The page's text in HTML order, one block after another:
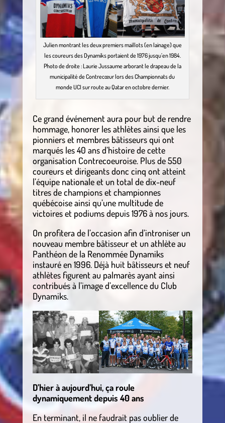
Julien montrant les deux premiers maillots (en lainage) que
les coureurs des Dynamiks portaient de 1976 jusqu’en 1984.
Photo de droite : Laurie Jussaume arborant le drapeau de la
municipalité de Contrecœur lors des Championnats du
monde UCI sur route au Qatar en octobre dernier.
Ce grand événement aura pour but de rendre
hommage, honorer les athlètes ainsi que les
pionniers et membres bâtisseurs qui ont
marqués les 40 ans d’histoire de cette
organisation Contrecoeuroise. Plus de 550
coureurs et dirigeants donc cinq ont atteint
l’équipe nationale et un total de dix-neuf
titres de champions et championnes
québécoise ainsi qu’une multitude de
victoires et podiums depuis 1976 à nos jours.
On profitera de l’occasion afin d’introniser un
nouveau membre bâtisseur et un athlète au
Panthéon de la Renommée Dynamiks
instauré en 1996. Déjà huit bâtisseurs et neuf
athlètes figurent au palmarès ayant ainsi
contribués à l’image d’excellence du Club
Dynamiks.
D’hier à aujourd’hui, ça roule
dynamiquement depuis 40 ans
En terminant, il ne faudrait pas oublier de